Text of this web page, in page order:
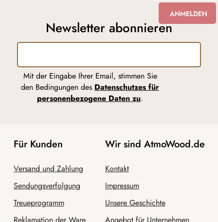
Newsletter abonnieren
Mit der Eingabe Ihrer Email, stimmen Sie
den Bedingungen des Datenschutzes für
personenbezogene Daten zu.
ANMELDEN
Für Kunden
Versand und Zahlung
Sendungsverfolgung
Treueprogramm
Wir sind AtmoWood.de
Kontakt
Impressum
Unsere Geschichte